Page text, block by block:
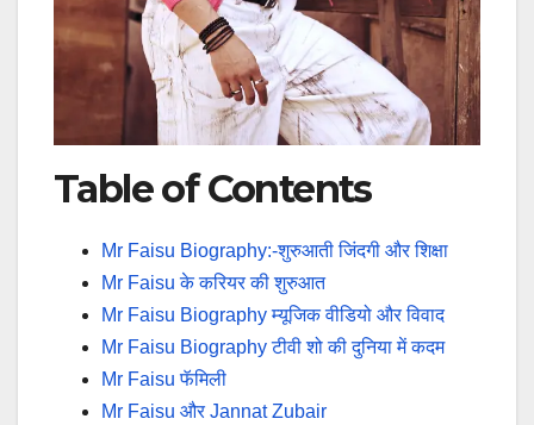
Table of Contents
Mr Faisu Biography:-शुरुआती जिंदगी और शिक्षा
Mr Faisu के करियर की शुरुआत
Mr Faisu Biography म्यूजिक वीडियो और विवाद
Mr Faisu Biography टीवी शो की दुनिया में कदम
Mr Faisu फॅमिली
Mr Faisu और Jannat Zubair